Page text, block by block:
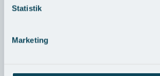
Statistik
Marketing
Steroidindsprøjtning anbefales til
Fortykkede ar